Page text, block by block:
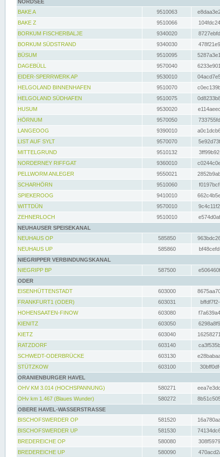
NORDSEE
BAKE A
9510063
BAKE Z
9510066
BORKUM FISCHERBALJE
9340020
BORKUM SÜDSTRAND
9340030
BÜSUM
9510095
DAGEBÜLL
9570040
EIDER-SPERRWERK AP
9530010
HELGOLAND BINNENHAFEN
9510070
HELGOLAND SÜDHAFEN
9510075
HUSUM
9530020
HÖRNUM
9570050
LANGEOOG
9390010
LIST AUF SYLT
9570070
MITTELGRUND
9510132
NORDERNEY RIFFGAT
9360010
PELLWORM ANLEGER
9550021
SCHARHÖRN
9510060
SPIEKEROOG
9410010
WITTDÜN
9570010
ZEHNERLOCH
9510010
NEUHAUSER SPEISEKANAL
NEUHAUS OP
585850
NEUHAUS UP
585860
NIEGRIPPER VERBINDUNGSKANAL
NIEGRIPP BP
587500
ODER
EISENHÜTTENSTADT
603000
FRANKFURT1 (ODER)
603031
HOHENSAATEN-FINOW
603080
KIENITZ
603050
KIETZ
603040
RATZDORF
603140
SCHWEDT-ODERBRÜCKE
603130
STÜTZKOW
603100
ORANIENBURGER HAVEL
OHV KM 3.014 (HOCHSPANNUNG)
580271
OHv km 1.467 (Blaues Wunder)
580272
OBERE HAVEL-WASSERSTRASSE
BISCHOFSWERDER OP
581520
BISCHOFSWERDER UP
581530
BREDEREICHE OP
580080
BREDEREICHE UP
580090